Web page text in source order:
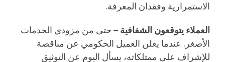
الاستمرارية وفقدان المعرفة.
العملاء يتوقعون الشفافية – حتى من مزودي الخدمات
الأصغر. عندما يعلن العميل الحكومي عن مناقصة
للإشراف على ممتلكاته، يسأل اليوم عن التوثيق